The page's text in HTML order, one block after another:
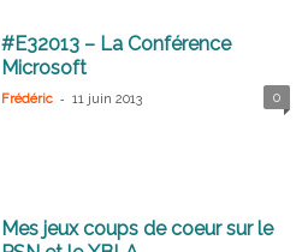
#E32013 – La Conférence
Microsoft
Frédéric - 11 juin 2013 0
Mes jeux coups de coeur sur le